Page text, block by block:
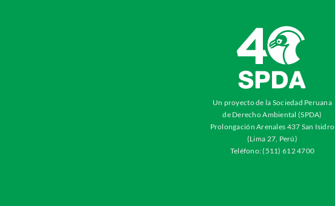
Un proyecto de la Sociedad Peruana
de Derecho Ambiental (SPDA)
Prolongación Arenales 437 San Isidro
(Lima 27, Perú)
Teléfono: (511) 612 4700